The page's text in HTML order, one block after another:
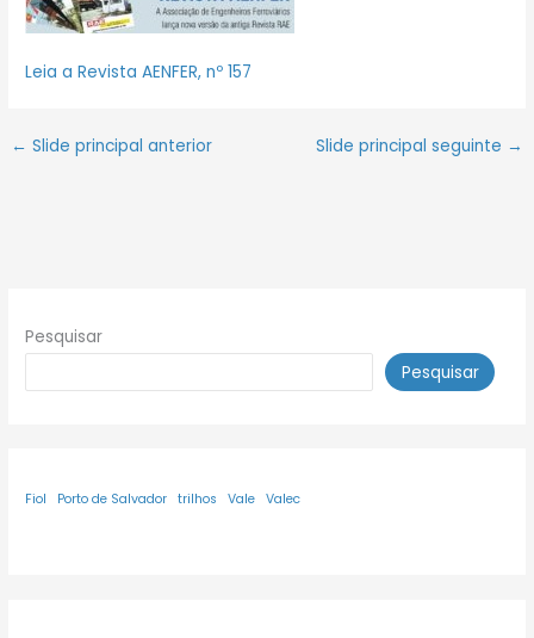
Leia a Revista AENFER, nº 157
← Slide principal anterior Slide principal seguinte →
Pesquisar
Pesquisar
Fiol Porto de Salvador trilhos Vale Valec